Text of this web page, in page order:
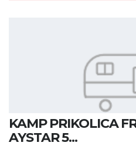
KAMP PRIKOLICA
AYSTAR 5...